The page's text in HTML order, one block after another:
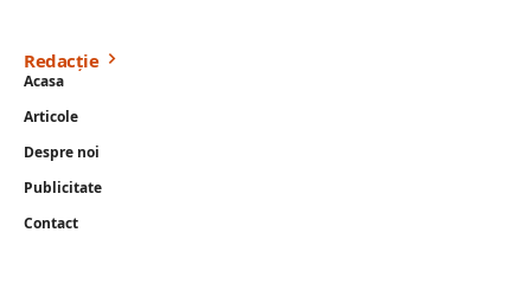
Redacție
Acasa
Articole
Despre noi
Publicitate
Contact